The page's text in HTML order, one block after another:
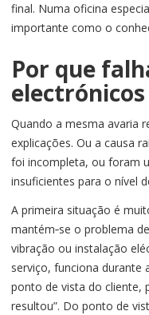
final. Numa oficina
importante como o
Por que
Quando a mesma avaria
explicações. Ou a causa
foi incompleta, ou foram
insuficientes para o nível
A primeira situação é
mantém‑se o problema
vibração ou instalação
serviço, funciona durante
ponto de vista do cliente,
resultou”. Do ponto de